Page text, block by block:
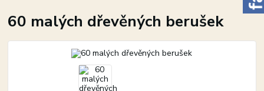
60 malých dřevěných berušek